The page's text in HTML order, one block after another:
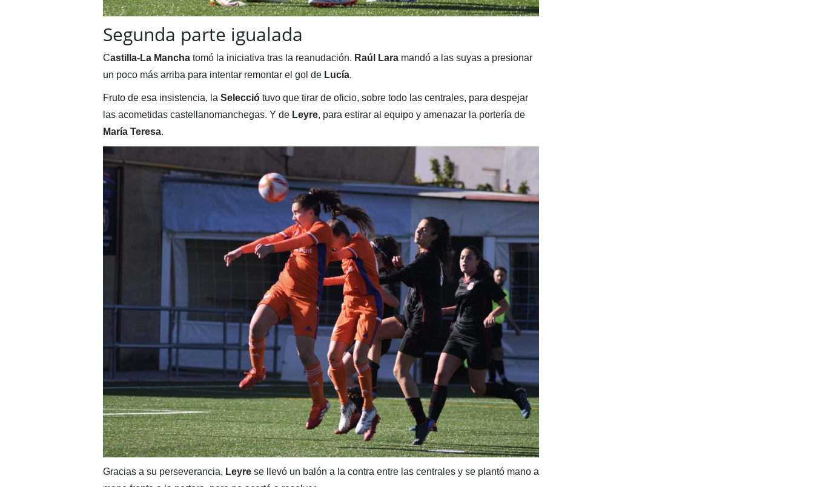
Segunda parte igualada
Castilla-La Mancha tomó la iniciativa tras la reanudación. Raúl Lara mandó a las suyas a presionar
un poco más arriba para intentar remontar el gol de Lucía.
Fruto de esa insistencia, la Selecciótuvo que tirar de oficio, sobre todo las centrales, para despejar
las acometidas castellanomanchegas. Y de Leyre, para estirar al equipo y amenazar la portería de
María Teresa.
Gracias a su perseverancia, Leyrese llevó un balón a la contra entre las centrales y se plantó mano a